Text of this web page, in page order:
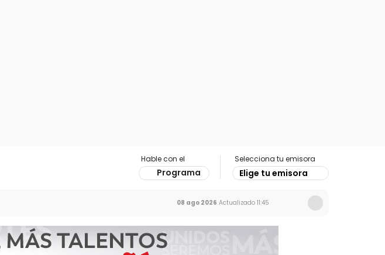
Hable con el
Programa
Selecciona tu emisora
Elige tu emisora
08 ago 2026 Actualizado 11:45